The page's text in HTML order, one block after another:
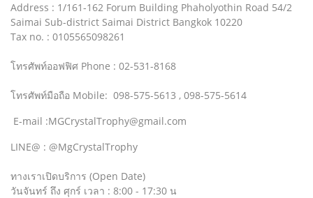
Address : 1/161-162 Forum Building Phaholyothin Road 54/2
Saimai Sub-district Saimai District Bangkok 10220
Tax no. : 0105565098261
โทรศัพท์ออฟฟิศ Phone : 02-531-8168
โทรศัพท์มือถือ Mobile: 098-575-5613 , 098-575-5614
E-mail :MGCrystalTrophy@gmail.com
LINE@ : @MgCrystalTrophy
ทางเราเปิดบริการ (Open Date)
วันจันทร์ ถึง ศุกร์ เวลา : 8:00 - 17:30 น